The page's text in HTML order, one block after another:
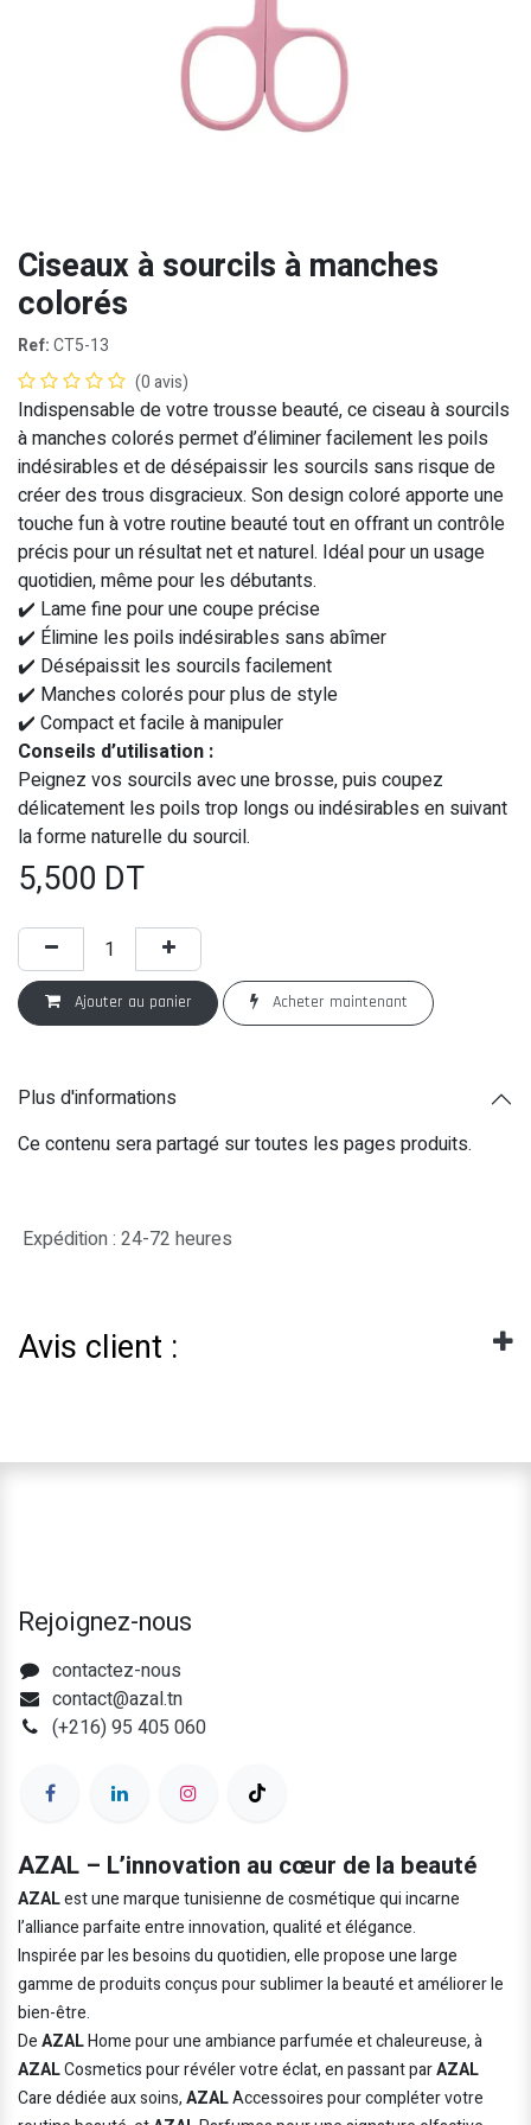
Ciseaux à sourcils à manches
colorés
Ref:CT5-13
(0 avis)
Indispensable de votre trousse beauté, ce ciseau à sourcils
à manches colorés permet d’éliminer facilement les poils
indésirables et de désépaissir les sourcils sans risque de
créer des trous disgracieux. Son design coloré apporte une
touche fun à votre routine beauté tout en offrant un contrôle
précis pour un résultat net et naturel. Idéal pour un usage
quotidien, même pour les débutants.
✔️ Lame fine pour une coupe précise
✔️ Élimine les poils indésirables sans abîmer
✔️ Désépaissit les sourcils facilement
✔️ Manches colorés pour plus de style
✔️ Compact et facile à manipuler
Conseils d’utilisation :
Peignez vos sourcils avec une brosse, puis coupez
délicatement les poils trop longs ou indésirables en suivant
la forme naturelle du sourcil.
5,500 DT
Ajouter au panier Acheter maintenant
Plus d'informations
Ce contenu sera partagé sur toutes les pages produits.
Expédition : 24-72 heures
Avis client :
Rejoignez-nous
contactez-nous
contact@azal.tn
(+216) 95 405 060
AZAL – L’innovation au cœur de la beauté
AZALest une marque tunisienne de cosmétique qui incarne
l’alliance parfaite entre innovation, qualité et élégance.
Inspirée par les besoins du quotidien, elle propose une large
gamme de produits conçus pour sublimer la beauté et améliorer le
bien-être.
DeAZALHome pour une ambiance parfumée et chaleureuse, à
AZALCosmetics pour révéler votre éclat, en passant parAZAL
Care dédiée aux soins,AZALAccessoires pour compléter votre